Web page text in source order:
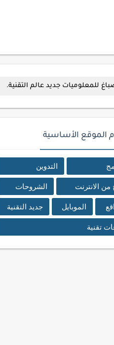
للمعلوميات جديد عالم التقنية.
الموقع الأساسية
التدوين
من الانترنت الشروحات
الموبايل جديد التقنية
تقنية